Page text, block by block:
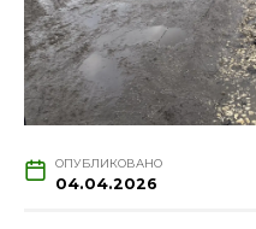
ОПУБЛИКОВАНО
04.04.2026